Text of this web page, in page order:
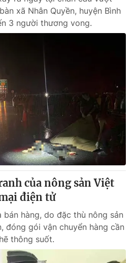
xã Nhân Quyền, huyện Bình
3 người thương vong.
của nông sản Việt
điện tử
bán hàng, do đặc thù nông sản
đóng gói vận chuyển hàng cần
thông suốt.